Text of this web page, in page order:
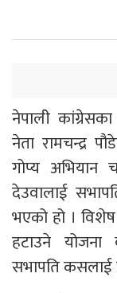
नेपाली
नेता रामचन्द्र
गोप्य अभियान
देउवालाई
भएको हो ।
हटाउने
सभापति कसलाई